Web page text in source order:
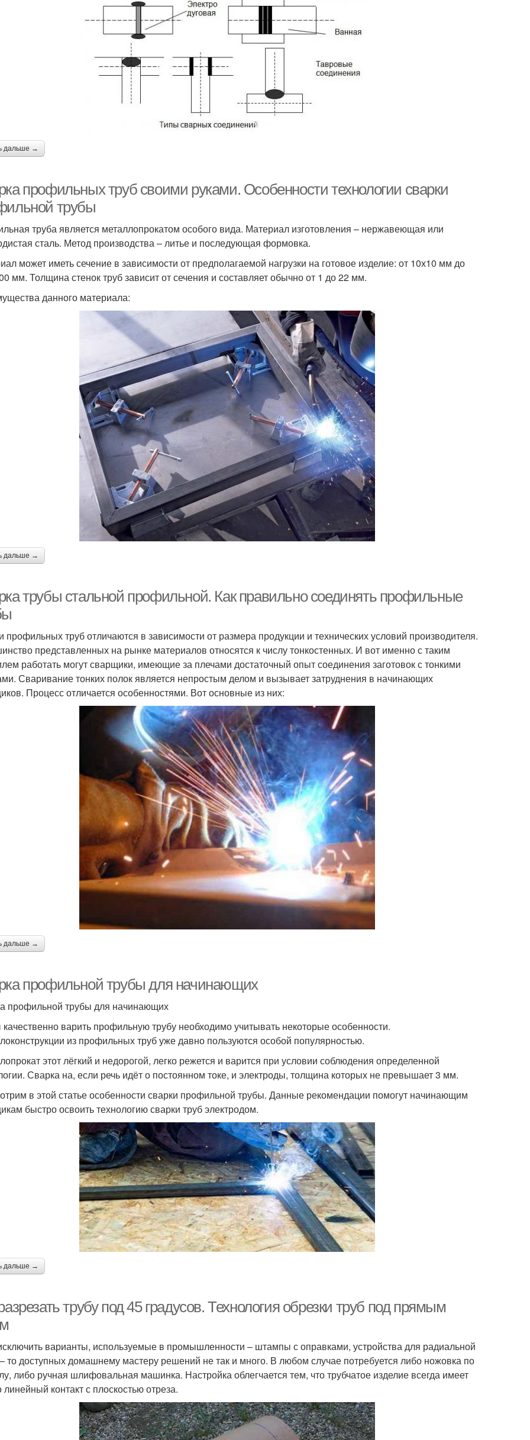
дальше →
профильных труб своими руками. Особенности технологии сварки
трубы
труба является металлопрокатом особого вида. Материал изготовления – нержавеющая или
сталь. Метод производства – литье и последующая формовка.
может иметь сечение в зависимости от предполагаемой нагрузки на готовое изделие: от 10х10 мм до
мм. Толщина стенок труб зависит от сечения и составляет обычно от 1 до 22 мм.
данного материала:
дальше →
трубы стальной профильной. Как правильно соединять профильные
профильных труб отличаются в зависимости от размера продукции и технических условий производителя.
представленных на рынке материалов относятся к числу тонкостенных. И вот именно с таким
работать могут сварщики, имеющие за плечами достаточный опыт соединения заготовок с тонкими
Сваривание тонких полок является непростым делом и вызывает затруднения в начинающих
Процесс отличается особенностями. Вот основные из них:
дальше →
профильной трубы для начинающих
профильной трубы для начинающих
варить профильную трубу необходимо учитывать некоторые особенности.
из профильных труб уже давно пользуются особой популярностью.
этот лёгкий и недорогой, легко режется и варится при условии соблюдения определенной
Сварка на, если речь идёт о постоянном токе, и электроды, толщина которых не превышает 3 мм.
в этой статье особенности сварки профильной трубы. Данные рекомендации помогут начинающим
быстро освоить технологию сварки труб электродом.
дальше →
трубу под 45 градусов. Технология обрезки труб под прямым
варианты, используемые в промышленности – штампы с оправками, устройства для радиальной
то доступных домашнему мастеру решений не так и много. В любом случае потребуется либо ножовка по
либо ручная шлифовальная машинка. Настройка облегчается тем, что трубчатое изделие всегда имеет
линейный контакт с плоскостью отреза.